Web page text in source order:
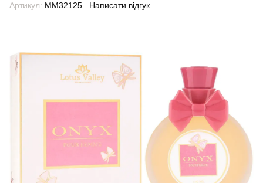
Артикул: MM32125 Написати відгук